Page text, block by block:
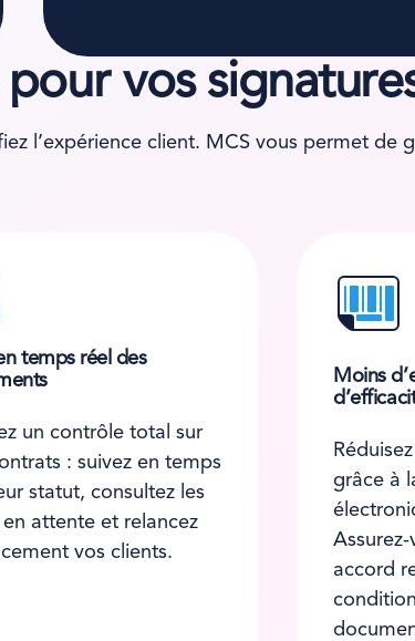
vos
l’expérience client. MCS vous permet
temps réel des
un contrôle total sur
: suivez en temps
statut, consultez les
en attente et relancez
vos clients.
Moins
grâce à
accord